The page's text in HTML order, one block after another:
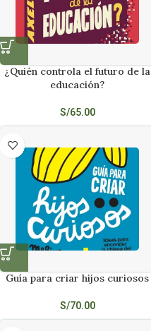
¿Quién controla el futuro de la
educación?
S/65.00
Guía para criar hijos curiosos
S/70.00